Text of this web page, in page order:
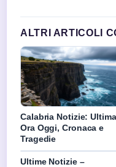
ALTRI ARTICOLI
Calabria Notizie: Ultima
Ora Oggi, Cronaca e
Tragedie
Ultime Notizie –